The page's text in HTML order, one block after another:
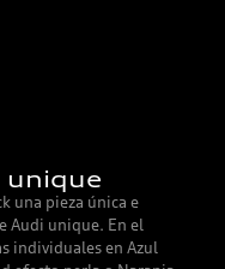
unique
una pieza única e
Audi unique. En el
individuales en Azul